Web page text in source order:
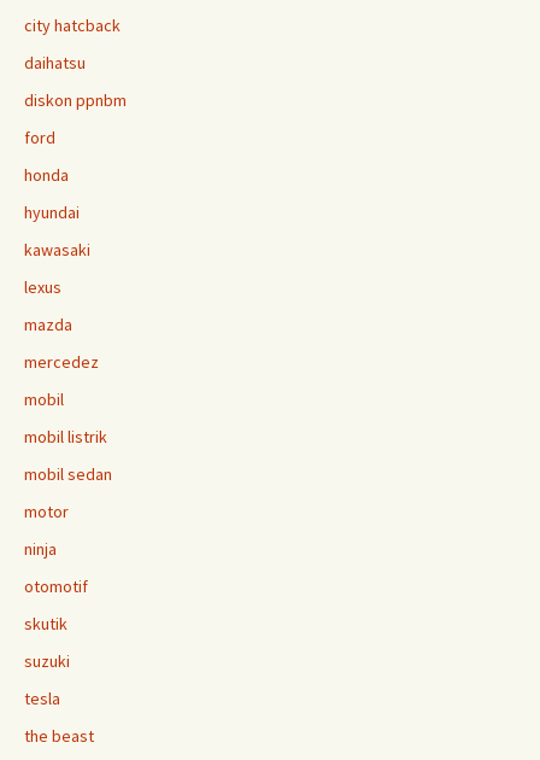
city hatcback
daihatsu
diskon ppnbm
ford
honda
hyundai
kawasaki
lexus
mazda
mercedez
mobil
mobil listrik
mobil sedan
motor
ninja
otomotif
skutik
suzuki
tesla
the beast